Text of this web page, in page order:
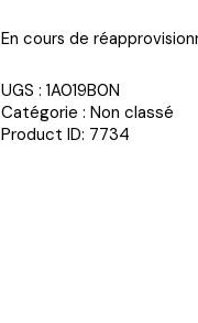
En cours de
UGS : 1A019B0N
Catégorie : Non classé
Product ID: 7734